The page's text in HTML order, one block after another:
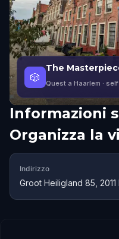
🎲
The
Quest a Haarlem ·
Informazioni
Organizza la
Indirizzo
Groot Heiligland 85,